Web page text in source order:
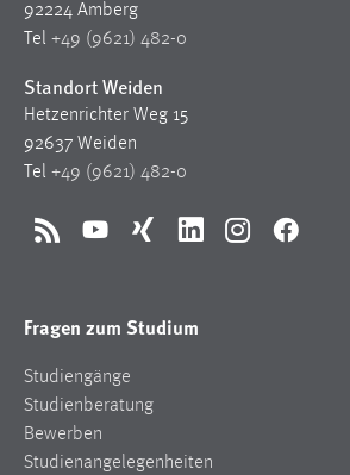
92224 Amberg
Tel +49 (9621) 482-0
Standort Weiden
Hetzenrichter Weg 15
92637 Weiden
Tel +49 (9621) 482-0
RSS YouTubeXing LinkedInInstagramFacebook
Fragen zum Studium
Studiengänge
Studienberatung
Bewerben
Studienangelegenheiten